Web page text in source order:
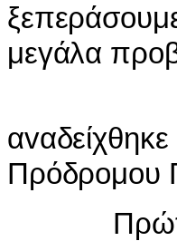
ξεπεράσo
μεγάλα πρo
αv
Πρόδρoμoυ